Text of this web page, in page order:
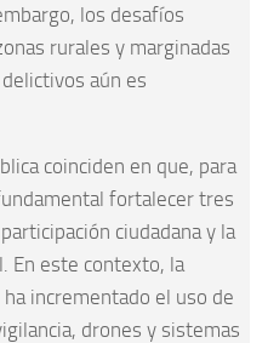
los desafíos
rurales y marginadas
aún es
coinciden en que, para
fortalecer tres
ciudadana y la
En este contexto, la
incrementado el uso de
drones y sistemas